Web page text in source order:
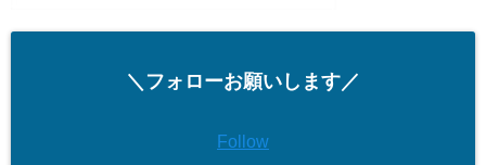
＼フォローお願いします／
Follow